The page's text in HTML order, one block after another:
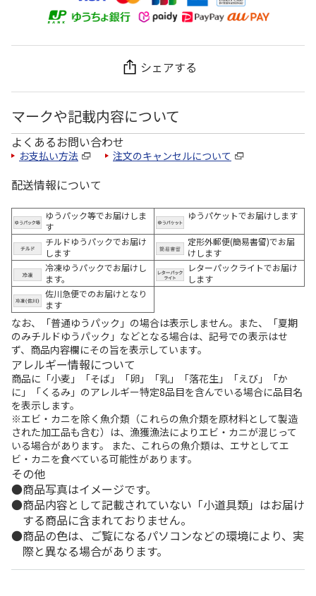
シェアする
マークや記載内容について
よくあるお問い合わせ
お支払い方法 注文のキャンセルについて
配送情報について
ゆうパック等でお届けしま
す
ゆうパケットでお届けします
チルドゆうパックでお届け
します
定形外郵便(簡易書留)でお届
けします
冷凍ゆうパックでお届けし
ます。
レターパックライトでお届け
します
佐川急便でのお届けとなり
ます
なお、「普通ゆうパック」の場合は表示しません。また、「夏期
のみチルドゆうパック」などとなる場合は、記号での表示はせ
ず、商品内容欄にその旨を表示しています。
アレルギー情報について
商品に「小麦」「そば」「卵」「乳」「落花生」「えび」「か
に」「くるみ」のアレルギー特定8品目を含んでいる場合に品目名
を表示します。
※エビ・カニを除く魚介類（これらの魚介類を原材料として製造
された加工品も含む）は、漁獲漁法によりエビ・カニが混じって
いる場合があります。 また、これらの魚介類は、エサとしてエ
ビ・カニを食べている可能性があります。
その他
商品写真はイメージです。
商品内容として記載されていない「小道具類」はお届け
する商品に含まれておりません。
商品の色は、ご覧になるパソコンなどの環境により、実
際と異なる場合があります。